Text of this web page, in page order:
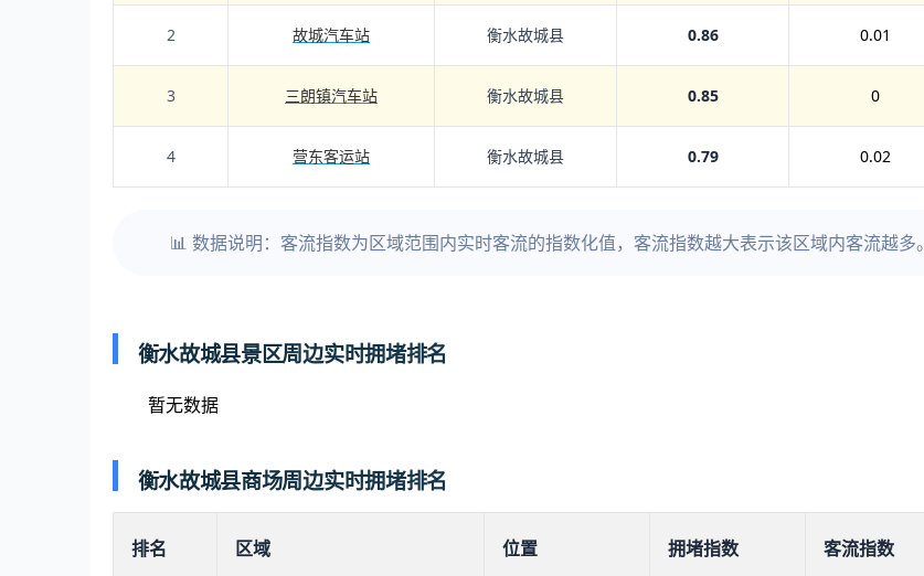
2 故城汽车站 衡水故城县 0.86 0.01
3 三朗镇汽车站 衡水故城县 0.85 0
4 营东客运站 衡水故城县 0.79 0.02
📊 数据说明：客流指数为区域范围内实时客流的指数化值，客流指数越大表示该区域内客流越多。
衡水故城县景区周边实时拥堵排名
暂无数据
衡水故城县商场周边实时拥堵排名
排名 区域 位置 拥堵指数 客流指数